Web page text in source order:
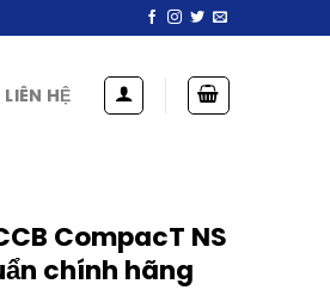
LIÊN HỆ
CompacT NS
chính hãng